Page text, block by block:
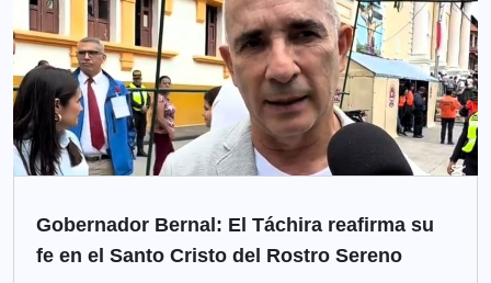
Gobernador Bernal: El Táchira reafirma su
fe en el Santo Cristo del Rostro Sereno